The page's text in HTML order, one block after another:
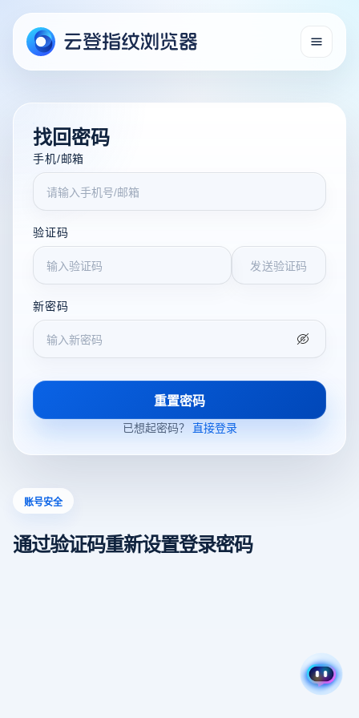
找回密码
手机/邮箱
验证码
发送验证码
新密码
重置密码
已想起密码？ 直接登录
账号安全
通过验证码重新设置登录密码